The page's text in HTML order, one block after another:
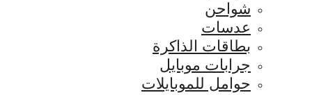
شواحن
عدسات
بطاقات الذاكرة
جرابات موبايل
حوامل للموبايلات